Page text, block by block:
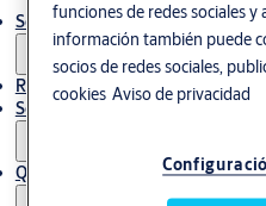
Soluciones
Referencias
Servicio de mantenimiento
Quiénes somos
funciones de redes sociales
información también puede
socios de redes sociales,
cookies Aviso de privacidad